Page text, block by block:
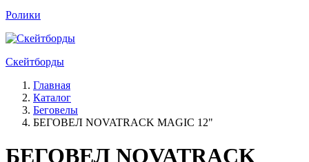
Ролики
Скейтборды
Главная
Каталог
Беговелы
БЕГОВЕЛ NOVATRACK MAGIC 12"
БЕГОВЕЛ NOVATRACK